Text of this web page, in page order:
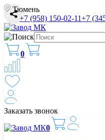
Тюмень
+7 (958) 150-02-11+7
0
Заказать звонок
0